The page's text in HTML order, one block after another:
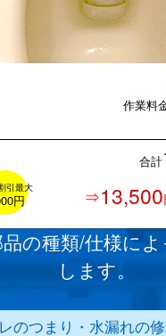
作業料
合計
引最大
円 ⇒13,500
の種類/仕様に
します。
のつまり・水漏れの